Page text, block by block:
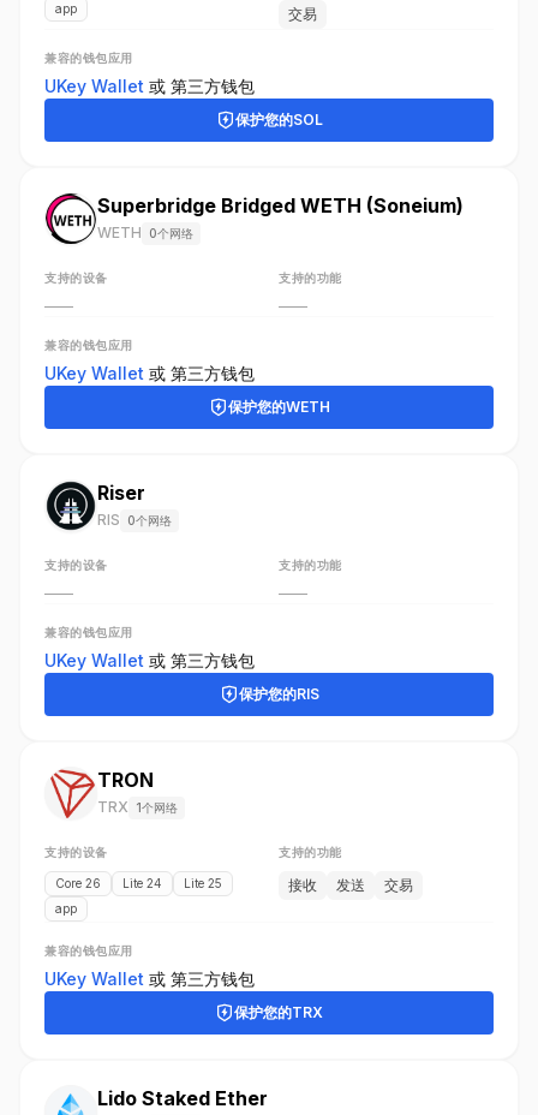
app 交易
兼容的钱包应用
UKey Wallet 或 第三方钱包
保护您的SOL
Superbridge Bridged WETH (Soneium)
WETH 0个网络
支持的设备
——
支持的功能
——
兼容的钱包应用
UKey Wallet 或 第三方钱包
保护您的WETH
Riser
RIS 0个网络
支持的设备
——
支持的功能
——
兼容的钱包应用
UKey Wallet 或 第三方钱包
保护您的RIS
TRON
TRX 1个网络
支持的设备
Core 26 Lite 24
Lite 25
app
支持的功能
接收 发送 交易
兼容的钱包应用
UKey Wallet 或 第三方钱包
保护您的TRX
Lido Staked Ether